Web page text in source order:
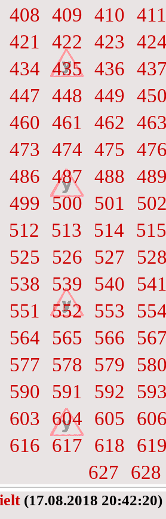
408 409 410 411
421 422 423
434 435 436
447 448 449
460 461 462
473 474 475
486 487 488
499 500 501
512 513 514
515
525 526 527
538 539 540
551 552 553
564 565 566
577 578 579
590 591 592
603 604 605
616 617 618
627
628
(17.08.2018 20:42:20)